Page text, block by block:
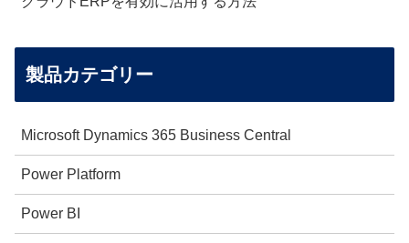
製品カテゴリー
Microsoft Dynamics 365 Business Central
Power Platform
Power BI